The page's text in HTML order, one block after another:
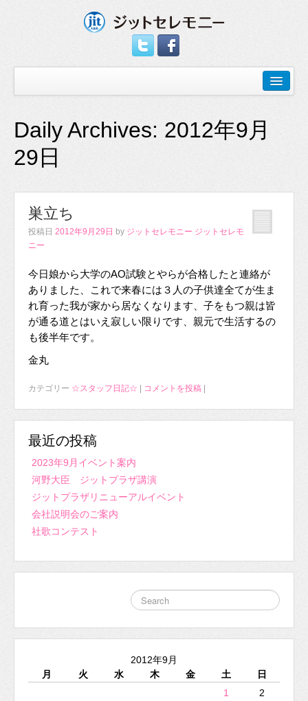
Daily Archives: 2012年9月
29日
巣立ち
投稿日 2012年9月29日 by ジットセレモニー ジットセレモ
ニー
今日娘から大学のAO試験とやらが合格したと連絡が
ありました、これで来春には３人の子供達全てが生ま
れ育った我が家から居なくなります、子をもつ親は皆
が通る道とはいえ寂しい限りです、親元で生活するの
も後半年です。
金丸
カテゴリー ☆スタッフ日記☆ コメントを投稿
最近の投稿
2023年9月イベント案内
河野大臣 ジットプラザ講演
ジットプラザリニューアルイベント
会社説明会のご案内
社歌コンテスト
2012年9月
月
火 水 木 金 土
日
1
2